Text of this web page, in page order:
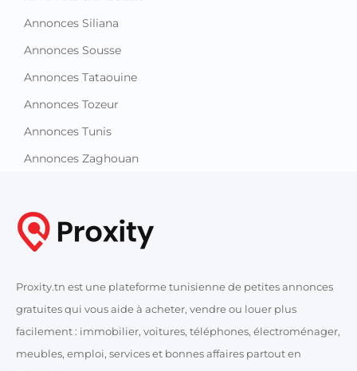
Annonces Siliana
Annonces Sousse
Annonces Tataouine
Annonces Tozeur
Annonces Tunis
Annonces Zaghouan
Proxity.tn est une plateforme tunisienne de petites annonces
gratuites qui vous aide à acheter, vendre ou louer plus
facilement : immobilier, voitures, téléphones, électroménager,
meubles, emploi, services et bonnes affaires partout en